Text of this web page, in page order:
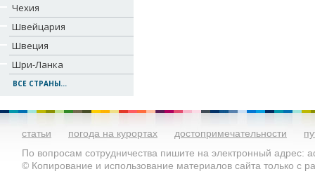
Чехия
Швейцария
Швеция
Шри-Ланка
ВСЕ СТРАНЫ...
статьи погода на курортах достопримечательности
По вопросам сотрудничества пишите на электронный адрес:
© Копирование и использование материалов сайта только с